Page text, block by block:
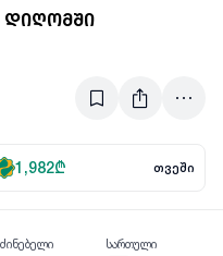
დიღომში
1,982₾ თვეში
სართული